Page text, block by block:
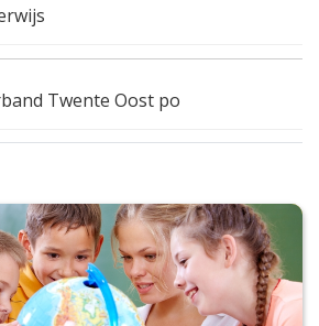
Twente Oost po